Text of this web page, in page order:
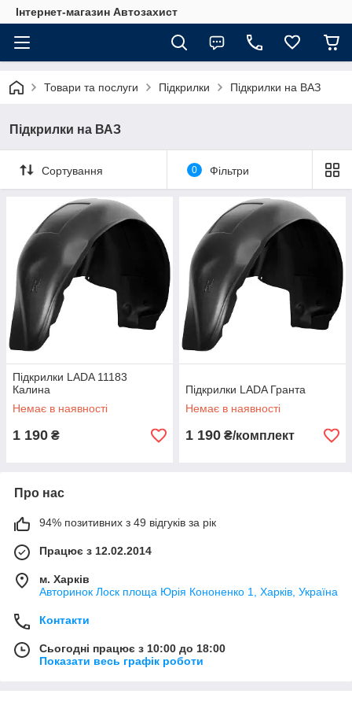
Інтернет-магазин Автозахист
Товари та послуги Підкрилки Підкрилки на ВАЗ
Підкрилки на ВАЗ
Сортування 0 Фільтри
Підкрилки LADA 11183
Калина
Немає в наявності
1 190 ₴
Підкрилки LADA Гранта
Немає в наявності
1 190 ₴/комплект
Про нас
94% позитивних з 49 відгуків за рік
Працює з 12.02.2014
м. Харків
Авторинок Лоск площа Юрія Кононенко 1, Харків, Україна
Контакти
Сьогодні працює з 10:00 до 18:00
Показати весь графік роботи